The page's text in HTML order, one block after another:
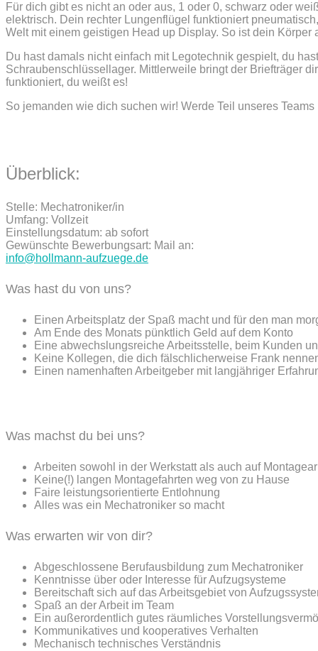
Für dich gibt es nicht an oder aus, 1 oder 0, schwarz oder
elektrisch. Dein rechter Lungenflügel funktioniert
Welt mit einem geistigen Head up Display. So ist dein
Du hast damals nicht einfach mit Legotechnik gespielt, du
Schraubenschlüssellager. Mittlerweile bringt der Briefträger
funktioniert, du weißt es!
So jemanden wie dich suchen wir! Werde Teil unseres
Überblick:
Stelle: Mechatroniker/in
Umfang: Vollzeit
Einstellungsdatum: ab sofort
Gewünschte Bewerbungsart: Mail an:
info@hollmann-aufzuege.de
Was hast du von uns?
Einen Arbeitsplatz der Spaß macht und für den man
Am Ende des Monats pünktlich Geld auf dem Konto
Eine abwechslungsreiche Arbeitsstelle, beim Kunden
Keine Kollegen, die dich fälschlicherweise Frank
Einen namenhaften Arbeitgeber mit langjähriger
Was machst du bei uns?
Arbeiten sowohl in der Werkstatt als auch auf
Keine(!) langen Montagefahrten weg von zu Hause
Faire leistungsorientierte Entlohnung
Alles was ein Mechatroniker so macht
Was erwarten wir von dir?
Abgeschlossene Berufausbildung zum Mechatroniker
Kenntnisse über oder Interesse für Aufzugsysteme
Bereitschaft sich auf das Arbeitsgebiet von
Spaß an der Arbeit im Team
Ein außerordentlich gutes räumliches
Kommunikatives und kooperatives Verhalten
Mechanisch technisches Verständnis